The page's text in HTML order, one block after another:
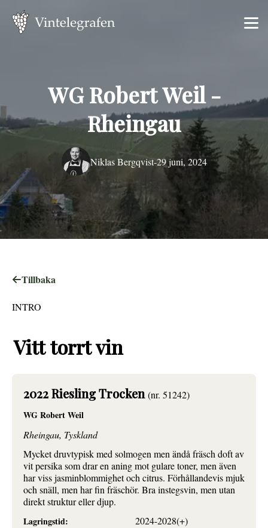
WG Robert Weil -
Rheingau
Niklas Bergqvist-29 juni, 2024
Tillbaka
INTRO
Vitt torrt vin
2022 Riesling Trocken(nr. 51242)
WG Robert Weil
Rheingau, Tyskland
Mycket druvtypisk med solmogen men ändå fräsch doft av
vit persika som drar en aning mot gulare toner, men även
har viss jasminblommighet och citrus. Förhållandevis mjuk
och snäll, men har fin fräschör. Bra instegsvin, men utan
direkt struktur eller djup.
Lagringstid:
2024-2028(+)